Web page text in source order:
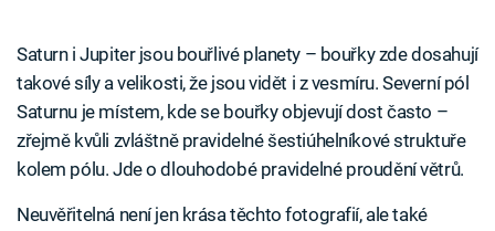
Saturn i Jupiter jsou bouřlivé planety – bouřky zde dosahují
takové síly a velikosti, že jsou vidět i z vesmíru. Severní pól
Saturnu je místem, kde se bouřky objevují dost často –
zřejmě kvůli zvláštně pravidelné šestiúhelníkové struktuře
kolem pólu. Jde o dlouhodobé pravidelné proudění větrů.
Neuvěřitelná není jen krása těchto fotografií, ale také